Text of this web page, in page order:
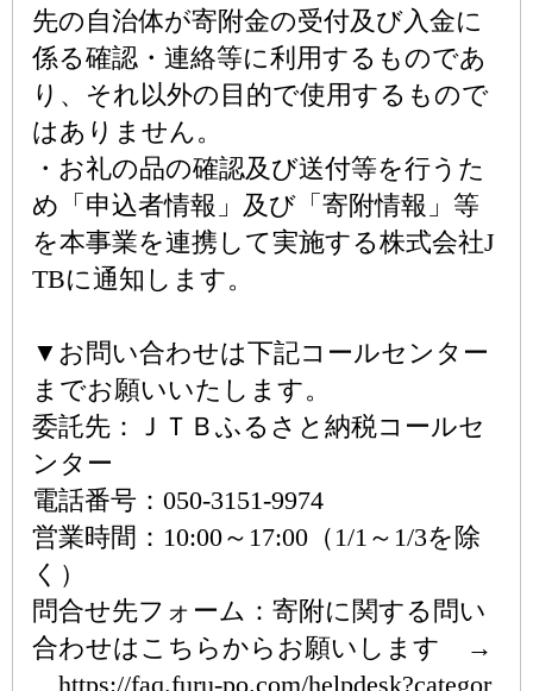
先の自治体が寄附金の受付及び入金に
係る確認・連絡等に利用するものであ
り、それ以外の目的で使用するもので
はありません。
・お礼の品の確認及び送付等を行うた
め「申込者情報」及び「寄附情報」等
を本事業を連携して実施する株式会社J
TBに通知します。
▼お問い合わせは下記コールセンター
までお願いいたします。
委託先：ＪＴＢふるさと納税コールセ
ンター
電話番号：050-3151-9974
営業時間：10:00～17:00（1/1～1/3を除
く）
問合せ先フォーム：寄附に関する問い
合わせはこちらからお願いします →
https://faq.furu-po.com/helpdesk?categor